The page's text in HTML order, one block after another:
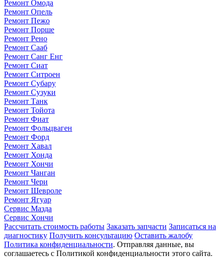
Ремонт Омода
Ремонт Опель
Ремонт Пежо
Ремонт Порше
Ремонт Рено
Ремонт Сааб
Ремонт Санг Енг
Ремонт Сиат
Ремонт Ситроен
Ремонт Субару
Ремонт Сузуки
Ремонт Танк
Ремонт Тойота
Ремонт Фиат
Ремонт Фольцваген
Ремонт Форд
Ремонт Хавал
Ремонт Хонда
Ремонт Хончи
Ремонт Чанган
Ремонт Чери
Ремонт Шевроле
Ремонт Ягуар
Сервис Мазда
Сервис Хончи
Рассчитать стоимость работы Заказать запчасти Записаться на
диагностику Получить консультацию Оставить жалобу
Политика конфиденциальности. Отправляя данные, вы
соглашаетесь с Политикой конфиденциальности этого сайта.